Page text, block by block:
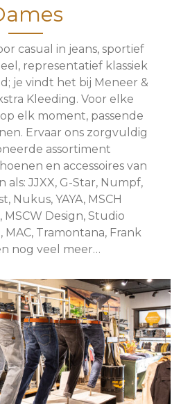
casual in jeans, sportief
representatief klassiek
je vindt het bij Meneer &
Kleeding. Voor elke
elk moment, passende
Ervaar ons zorgvuldig
assortiment
en accessoires van
JJXX, G-Star, Numpf,
Nukus, YAYA, MSCH
MSCW Design, Studio
MAC, Tramontana, Frank
nog veel meer…